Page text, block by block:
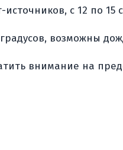
с 12 по 15
возможны
внимание на